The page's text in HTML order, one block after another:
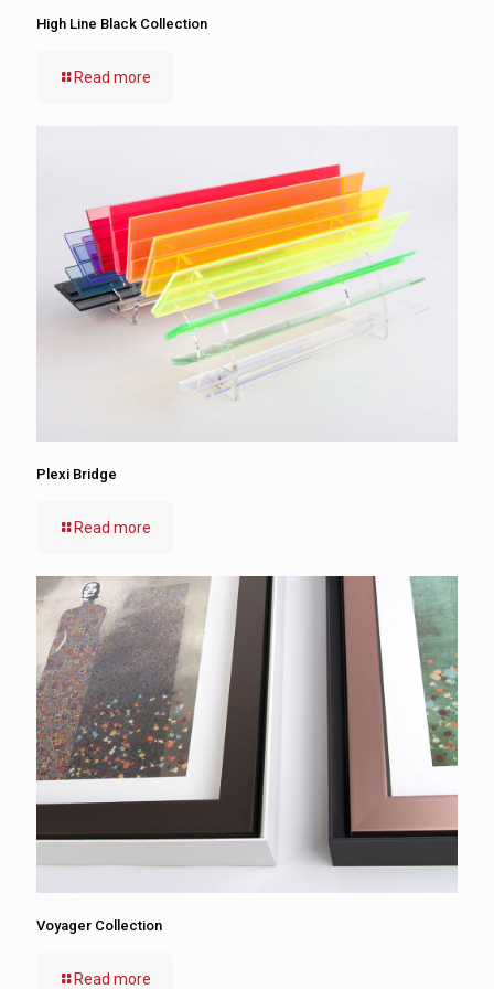
High Line Black Collection
Read more
Plexi Bridge
Read more
Voyager Collection
Read more